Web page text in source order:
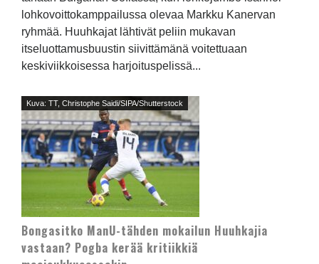
lohkovoittokamppailussa olevaa Markku Kanervan
ryhmää. Huuhkajat lähtivät peliin mukavan
itseluottamusbuustin siivittämänä voitettuaan
keskiviikkoisessa harjoituspelissä...
Kuva: TT, Christophe Saidi/SIPA/Shutterstock
Bongasitko ManU-tähden mokailun Huuhkajia
vastaan? Pogba kerää kritiikkiä